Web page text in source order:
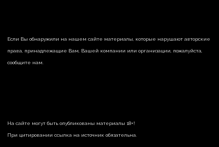
Если Вы обнаружили на нашем сайте материалы, которые нарушают авторские
права, принадлежащие Вам, Вашей компании или организации, пожалуйста,
сообщите нам.
На сайте могут быть опубликованы материалы 18+!
При цитировании ссылка на источник обязательна.